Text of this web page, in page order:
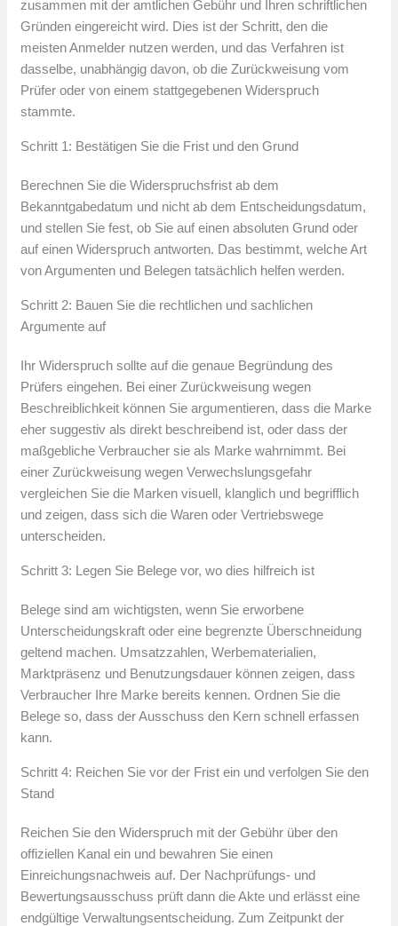
zusammen mit der amtlichen Gebühr und Ihren schriftlichen
Gründen eingereicht wird. Dies ist der Schritt, den die
meisten Anmelder nutzen werden, und das Verfahren ist
dasselbe, unabhängig davon, ob die Zurückweisung vom
Prüfer oder von einem stattgegebenen Widerspruch
stammte.
Schritt 1: Bestätigen Sie die Frist und den Grund
Berechnen Sie die Widerspruchsfrist ab dem
Bekanntgabedatum und nicht ab dem Entscheidungsdatum,
und stellen Sie fest, ob Sie auf einen absoluten Grund oder
auf einen Widerspruch antworten. Das bestimmt, welche Art
von Argumenten und Belegen tatsächlich helfen werden.
Schritt 2: Bauen Sie die rechtlichen und sachlichen
Argumente auf
Ihr Widerspruch sollte auf die genaue Begründung des
Prüfers eingehen. Bei einer Zurückweisung wegen
Beschreiblichkeit können Sie argumentieren, dass die Marke
eher suggestiv als direkt beschreibend ist, oder dass der
maßgebliche Verbraucher sie als Marke wahrnimmt. Bei
einer Zurückweisung wegen Verwechslungsgefahr
vergleichen Sie die Marken visuell, klanglich und begrifflich
und zeigen, dass sich die Waren oder Vertriebswege
unterscheiden.
Schritt 3: Legen Sie Belege vor, wo dies hilfreich ist
Belege sind am wichtigsten, wenn Sie erworbene
Unterscheidungskraft oder eine begrenzte Überschneidung
geltend machen. Umsatzzahlen, Werbematerialien,
Marktpräsenz und Benutzungsdauer können zeigen, dass
Verbraucher Ihre Marke bereits kennen. Ordnen Sie die
Belege so, dass der Ausschuss den Kern schnell erfassen
kann.
Schritt 4: Reichen Sie vor der Frist ein und verfolgen Sie den
Stand
Reichen Sie den Widerspruch mit der Gebühr über den
offiziellen Kanal ein und bewahren Sie einen
Einreichungsnachweis auf. Der Nachprüfungs- und
Bewertungsausschuss prüft dann die Akte und erlässt eine
endgültige Verwaltungsentscheidung. Zum Zeitpunkt der